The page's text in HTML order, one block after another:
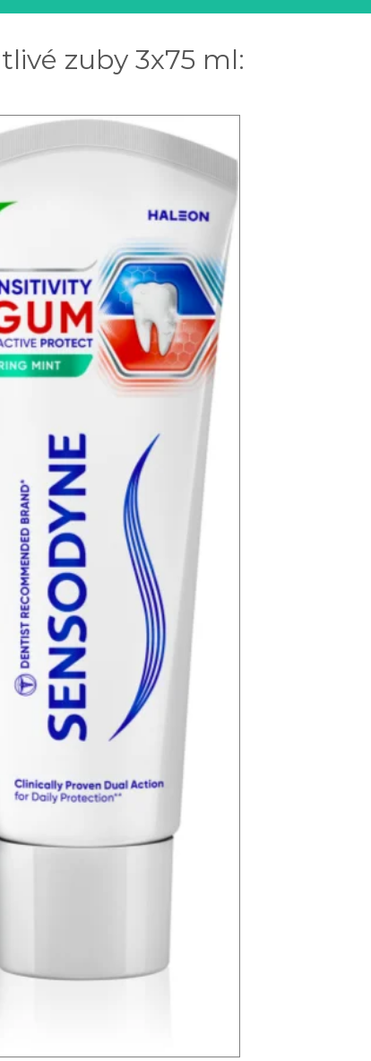
zuby 3x75 ml: